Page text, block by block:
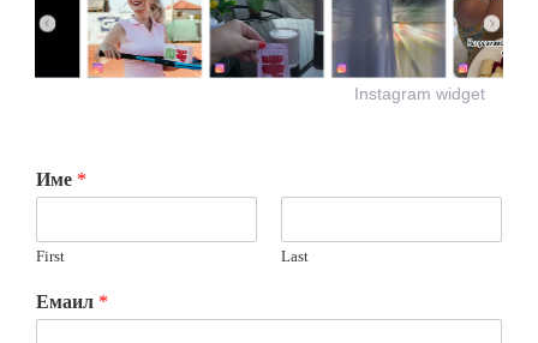
Instagram widget
Име *
First Last
Емаил *